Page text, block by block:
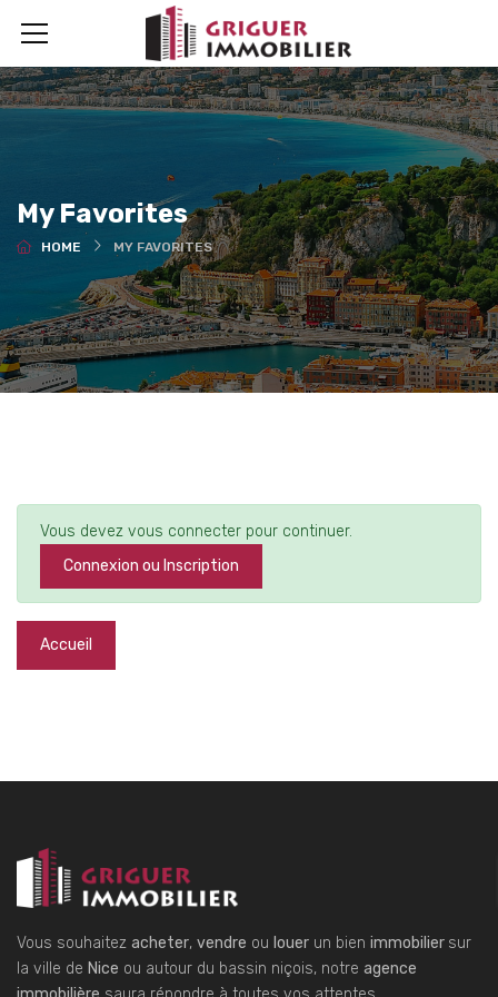
My Favorites
HOME MY FAVORITES
Vous devez vous connecter pour continuer.
Connexion ou Inscription
Accueil
Vous souhaitez acheter, vendre ou louer un bien immobilier sur
la ville de Nice ou autour du bassin niçois, notre agence